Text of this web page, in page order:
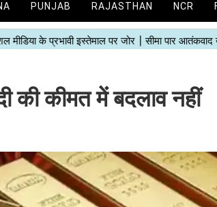
PUNJAB RAJASTHAN NCR
की कीमत में बदलाव नहीं